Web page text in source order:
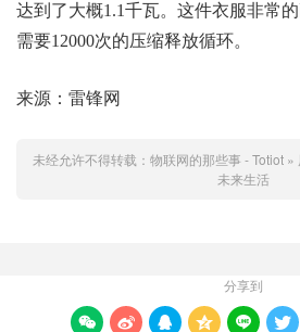
达到了大概1.1千瓦。这件衣服非常
需要12000次的压缩释放循环。
来源：雷锋网
未经允许不得转载： 物联网的那些事 - Totiot »
未来生活
分享到
     